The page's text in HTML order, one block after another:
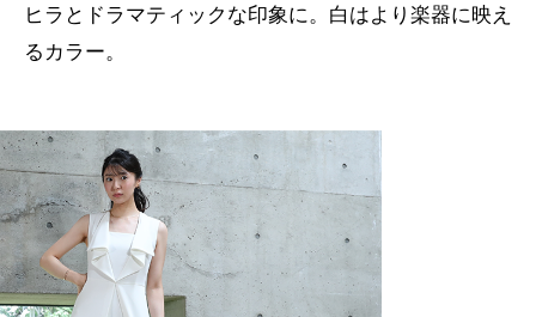
ヒラとドラマティックな印象に。白はより楽器に映え
るカラー。